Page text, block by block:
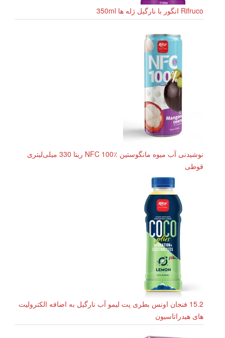
Rifruco انگور با نارگیل ژله ها 350ml
نوشیدنی آب میوه مانگوستین NFC 100٪ ریتا 330 میلی‌لیتری
قوطی
15.2 فنجان اونس بطری پت لیمو آب نارگیل به اضافه الکترولیت
های هیدراتاسیون